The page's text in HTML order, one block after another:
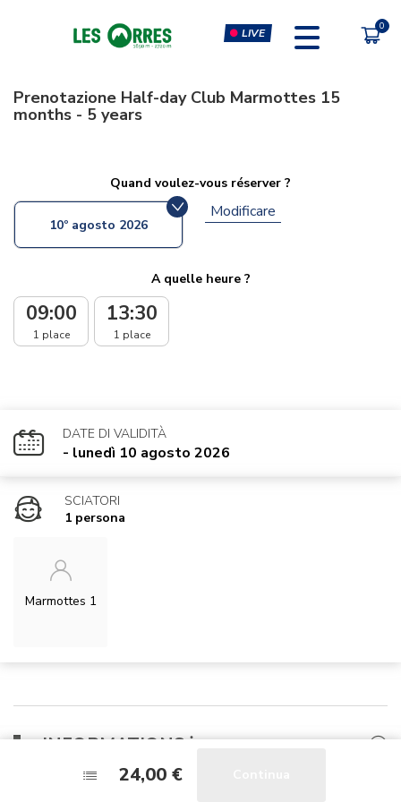
LIVE
Prenotazione Half-day Club Marmottes 15
months - 5 years
Quand voulez-vous réserver ?
10º agosto 2026
Modificare
A quelle heure ?
09:00
1 place
13:30
1 place
DATE DI VALIDITÀ
- lunedì 10 agosto 2026
SCIATORI
1 persona
Marmottes 1
24,00 €
​INFORMATIONS ℹ️​
24,00 €
MOUTAIN BIKE PASS
CHÈQUE CADEAU
CLIMBING & CLIP'N CLIMB
VIRTUAL REALITY SIMULATORS
GYM, CARDIO & FITNESS
MASSAGES